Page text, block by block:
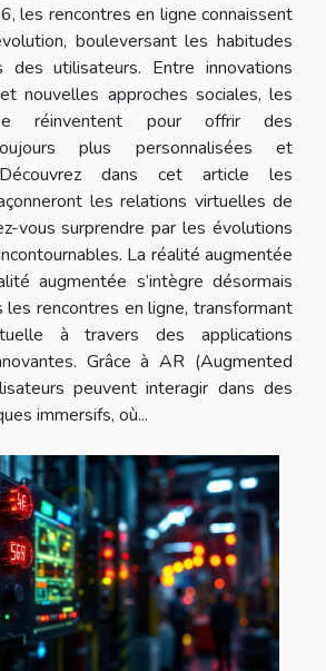
les rencontres en ligne connaissent
bouleversant les habitudes
utilisateurs. Entre innovations
nouvelles approches sociales, les
réinventent pour offrir des
plus personnalisées et
Découvrez dans cet article les
les relations virtuelles de
vous surprendre par les évolutions
La réalité augmentée
augmentée s’intègre désormais
les rencontres en ligne, transformant
à travers des applications
Grâce à AR (Augmented
peuvent interagir dans des
immersifs, où...